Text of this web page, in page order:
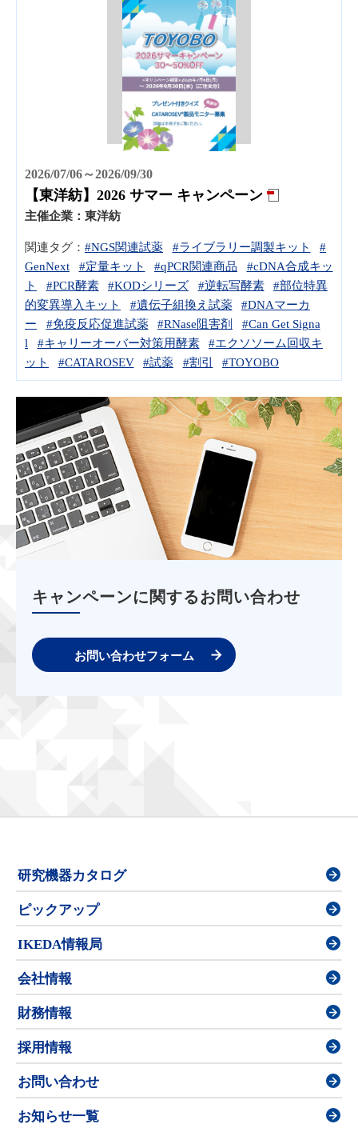
2026/07/06～2026/09/30
【東洋紡】2026 サマー キャンペーン
主催企業： 東洋紡
関連タグ： #NGS関連試薬 #ライブラリー調製キット
#
GenNext
#定量キット #qPCR関連商品
#cDNA合成キッ
ト
#PCR酵素 #KODシリーズ #逆転写酵素
#部位特異
的変異導入キット
#遺伝子組換え試薬
#DNAマーカ
ー
#免疫反応促進試薬 #RNase阻害剤
#Can Get Signa
l
#キャリーオーバー対策用酵素
#エクソソーム回収キ
ット
#CATAROSEV #試薬 #割引 #TOYOBO
キャンペーンに関するお問い合わせ
お問い合わせフォーム
研究機器カタログ
ピックアップ
IKEDA情報局
会社情報
財務情報
採用情報
お問い合わせ
お知らせ一覧